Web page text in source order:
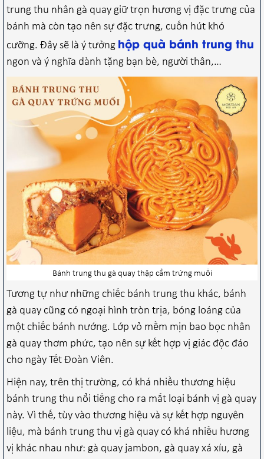
trung thu nhân gà quay giữ trọn hương vị đặc trưng của
bánh mà còn tạo nên sự đặc trưng, cuốn hút khó
cưỡng. Đây sẽ là ý tưởng hộp quà bánh trung thu
ngon và ý nghĩa dành tặng bạn bè, người thân,…
Bánh trung thu gà quay thập cẩm trứng muối
Tương tự như những chiếc bánh trung thu khác, bánh
gà quay cũng có ngoại hình tròn trịa, bóng loáng của
một chiếc bánh nướng. Lớp vỏ mềm mịn bao bọc nhân
gà quay thơm phức, tạo nên sự kết hợp vị giác độc đáo
cho ngày Tết Đoàn Viên.
Hiện nay, trên thị trường, có khá nhiều thương hiệu
bánh trung thu nổi tiếng cho ra mắt loại bánh vị gà quay
này. Vì thế, tùy vào thương hiệu và sự kết hợp nguyên
liệu, mà bánh trung thu vị gà quay có khá nhiều hương
vị khác nhau như: gà quay jambon, gà quay xá xíu, gà